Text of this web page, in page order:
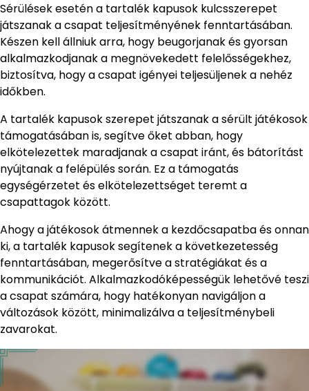
Sérülések esetén a tartalék kapusok kulcsszerepet
játszanak a csapat teljesítményének fenntartásában.
Készen kell állniuk arra, hogy beugorjanak és gyorsan
alkalmazkodjanak a megnövekedett felelősségekhez,
biztosítva, hogy a csapat igényei teljesüljenek a nehéz
időkben.
A tartalék kapusok szerepet játszanak a sérült játékosok
támogatásában is, segítve őket abban, hogy
elkötelezettek maradjanak a csapat iránt, és bátorítást
nyújtanak a felépülés során. Ez a támogatás
egységérzetet és elkötelezettséget teremt a
csapattagok között.
Ahogy a játékosok átmennek a kezdőcsapatba és onnan
ki, a tartalék kapusok segítenek a következetesség
fenntartásában, megerősítve a stratégiákat és a
kommunikációt. Alkalmazkodóképességük lehetővé teszi
a csapat számára, hogy hatékonyan navigáljon a
változások között, minimalizálva a teljesítménybeli
zavarokat.